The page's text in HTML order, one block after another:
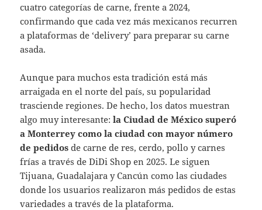
cuatro categorías de carne, frente a 2024,
confirmando que cada vez más mexicanos recurren
a plataformas de ‘delivery’ para preparar su carne
asada.
Aunque para muchos esta tradición está más
arraigada en el norte del país, su popularidad
trasciende regiones. De hecho, los datos muestran
algo muy interesante:la Ciudad de México superó
a Monterrey como la ciudad con mayor número
de pedidosde carne de res, cerdo, pollo y carnes
frías a través de DiDi Shop en 2025. Le siguen
Tijuana, Guadalajara y Cancún como las ciudades
donde los usuarios realizaron más pedidos de estas
variedades a través de la plataforma.